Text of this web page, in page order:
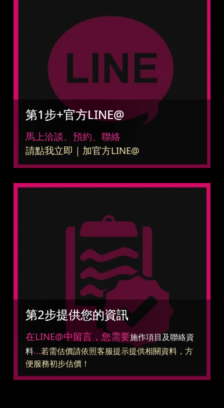
第1步+官方LINE@
馬上洽談、預約、聯絡
請點我立即｜加官方LINE@
第2步提供您的資訊
在LINE@中留言，您需要施作項目及聯絡資
料...若需估價請依照客服提示提供相關資料，方
便服務初步估價！